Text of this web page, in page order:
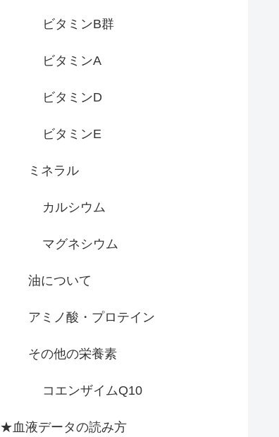
ビタミンB群
ビタミンA
ビタミンD
ビタミンE
ミネラル
カルシウム
マグネシウム
油について
アミノ酸・プロテイン
その他の栄養素
コエンザイムQ10
★血液データの読み方